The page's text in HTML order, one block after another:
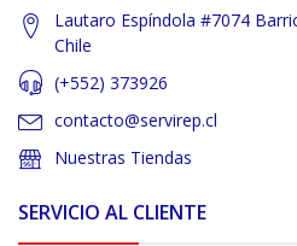
Lautaro Espíndola #7074
Chile
(+552) 373926
contacto@servirep.cl
Nuestras Tiendas
SERVICIO AL CLIENTE